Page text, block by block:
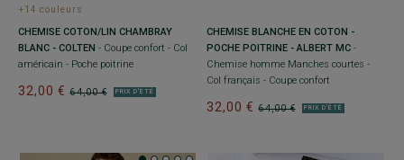
+14 couleurs
CHEMISE COTON/LIN CHAMBRAY
BLANC - COLTEN - Coupe confort - Col
américain - Poche poitrine
64,00 €
32,00 € PRIX D'ÉTÉ
CHEMISE BLANCHE EN COTON -
POCHE POITRINE - ALBERT MC -
Chemise homme Manches courtes -
Col français - Coupe confort
64,00 €
32,00 € PRIX D'ÉTÉ